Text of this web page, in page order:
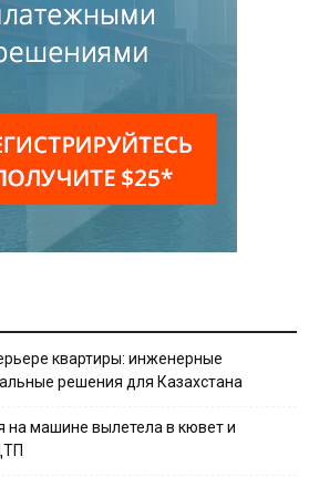
квартиры: инженерные
решения для Казахстана
на машине вылетела в кювет и